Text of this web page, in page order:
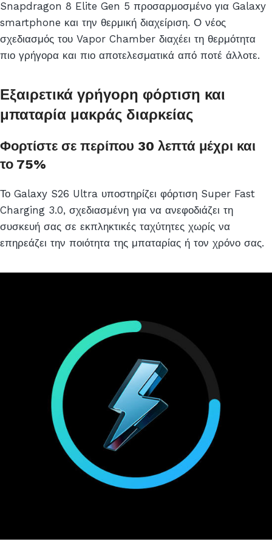
Snapdragon 8 Elite Gen 5 προσαρμοσμένο για Galaxy
smartphone και την θερμική διαχείριση. Ο νέος
σχεδιασμός του Vapor Chamber διαχέει τη θερμότητα
πιο γρήγορα και πιο αποτελεσματικά από ποτέ άλλοτε.
Εξαιρετικά γρήγορη φόρτιση και
μπαταρία μακράς διαρκείας
Φορτίστε σε περίπου 30 λεπτά μέχρι και
το 75%
Το Galaxy S26 Ultra υποστηρίζει φόρτιση Super Fast
Charging 3.0, σχεδιασμένη για να ανεφοδιάζει τη
συσκευή σας σε εκπληκτικές ταχύτητες χωρίς να
επηρεάζει την ποιότητα της μπαταρίας ή τον χρόνο σας.